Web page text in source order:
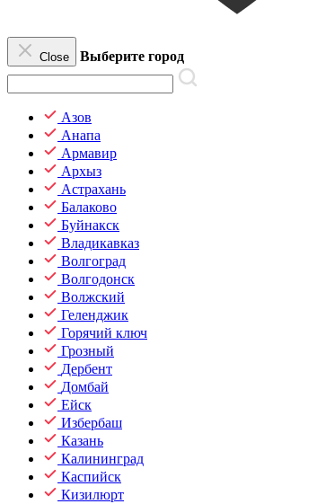
Close Выберите город
Азов
Анапа
Армавир
Архыз
Астрахань
Балаково
Буйнакск
Владикавказ
Волгоград
Волгодонск
Волжский
Геленджик
Горячий ключ
Грозный
Дербент
Домбай
Ейск
Избербаш
Казань
Калининград
Каспийск
Кизилюрт